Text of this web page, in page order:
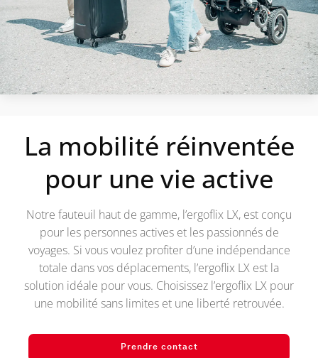
La mobilité réinventée
pour une vie active
Notre fauteuil haut de gamme, l’ergoflix LX, est conçu
pour les personnes actives et les passionnés de
voyages. Si vous voulez profiter d’une indépendance
totale dans vos déplacements, l’ergoflix LX est la
solution idéale pour vous. Choisissez l’ergoflix LX pour
une mobilité sans limites et une liberté retrouvée.
Prendre contact